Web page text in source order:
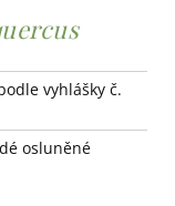
vyhlášky č.
osluněné